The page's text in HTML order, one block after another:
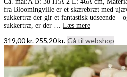
Ca. mål:Â B: 38 H:Â 2 L: 46Â cm,
fra Bloomingville er et skærebræt med
sukkertræ der gir et fantastisk udseende –
sukkertræ, er der … Læs mere
319,00kr. Den
oprindelige
pris
var:
319,00 kr..
255,20kr. Den
aktuelle
pris
er:
255,20 kr..
Gå til webshop